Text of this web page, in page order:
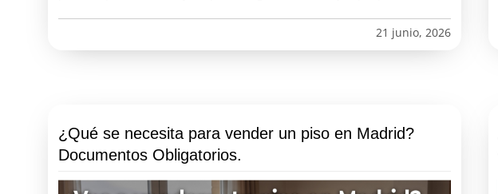
21 junio, 2026
¿Qué se necesita para vender un piso en Madrid?
Documentos Obligatorios.